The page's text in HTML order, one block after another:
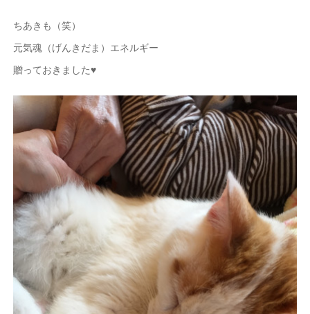
ちあきも（笑）
元気魂（げんきだま）エネルギー
贈っておきました♥